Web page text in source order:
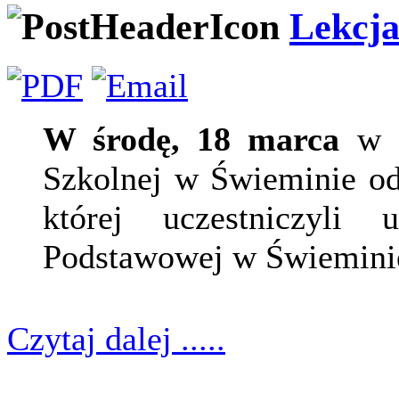
W środę, 18 marca w
Szkolnej w Świeminie
której uczestniczyli
Podstawowej w
Czytaj dalej .....